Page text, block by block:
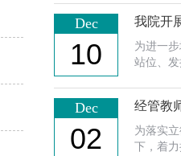
部宣传
Dec
10
我院开
为进一
站位、发
Dec
02
经管教
为落实
下，着